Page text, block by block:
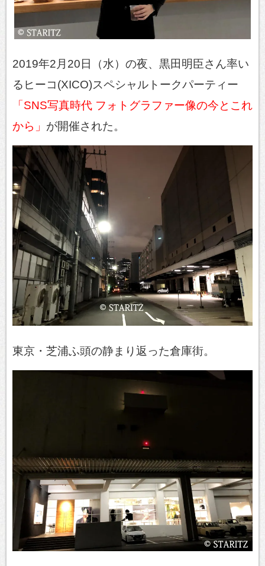
2019年2月20日（水）の夜、黒田明臣さん率い
るヒーコ(XICO)スペシャルトークパーティー
「SNS写真時代 フォトグラファー像の今とこれ
から」 が開催された。
東京・芝浦ふ頭の静まり返った倉庫街。